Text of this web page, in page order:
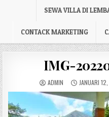
SEWA VILLA DI
CONTACK MARKETING
IMG-
AUTHOR:
ADMIN PUBLISHED
JANUARI